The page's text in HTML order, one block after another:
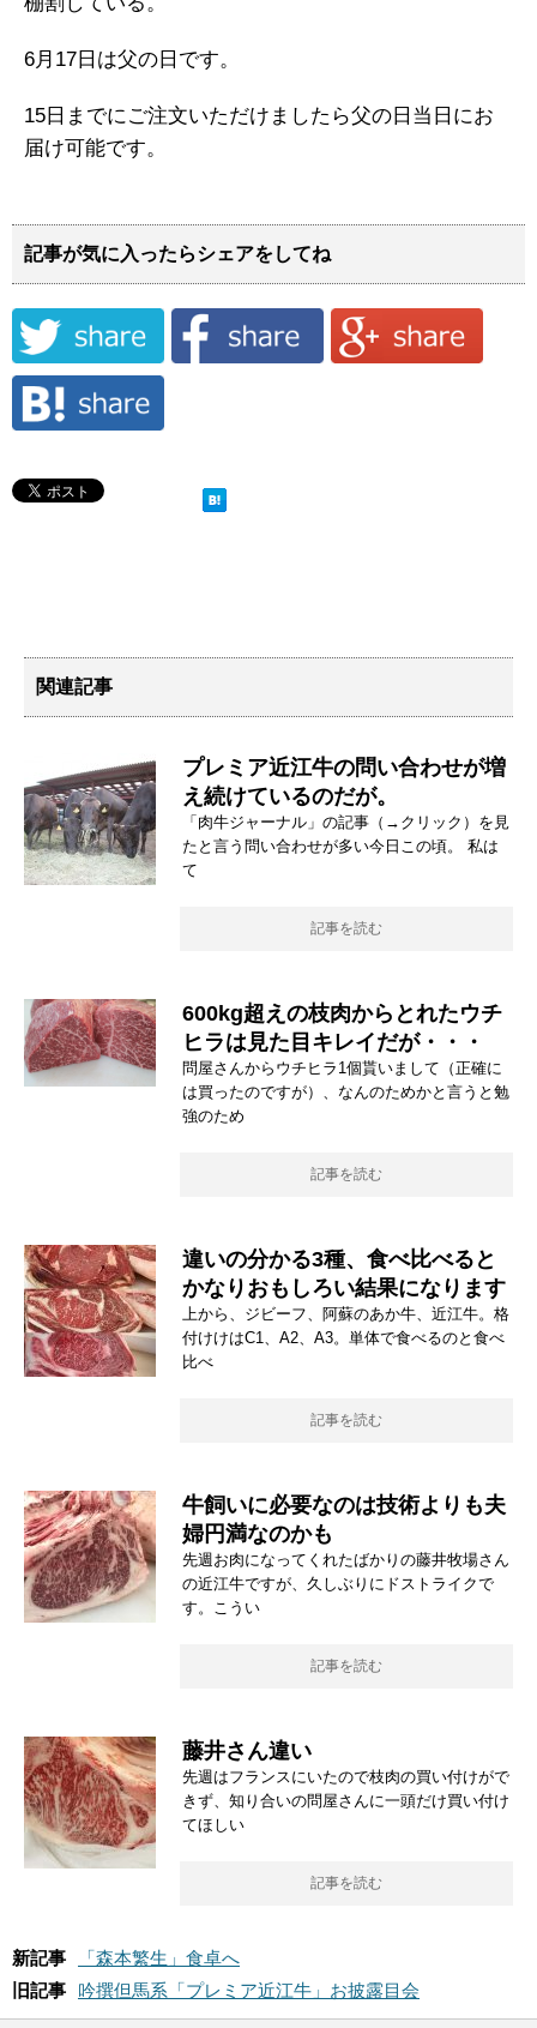
6月17日は父の日です。
15日までにご注文いただけましたら父の日当日にお
届け可能です。
記事が気に入ったらシェアをしてね
関連記事
プレミア近江牛の問い合わせが増
え続けているのだが。
「肉牛ジャーナル」の記事（→クリック）を見
たと言う問い合わせが多い今日この頃。 私は
て
記事を読む
600kg超えの枝肉からとれたウチ
ヒラは見た目キレイだが・・・
問屋さんからウチヒラ1個貰いまして（正確に
は買ったのですが）、なんのためかと言うと勉
強のため
記事を読む
違いの分かる3種、食べ比べると
かなりおもしろい結果になります
上から、ジビーフ、阿蘇のあか牛、近江牛。格
付けけはC1、A2、A3。単体で食べるのと食べ
比べ
記事を読む
牛飼いに必要なのは技術よりも夫
婦円満なのかも
先週お肉になってくれたばかりの藤井牧場さん
の近江牛ですが、久しぶりにドストライクで
す。こうい
記事を読む
藤井さん違い
先週はフランスにいたので枝肉の買い付けがで
きず、知り合いの問屋さんに一頭だけ買い付け
てほしい
記事を読む
新記事
「森本繁生」食卓へ
旧記事
吟撰但馬系「プレミア近江牛」お披露目会